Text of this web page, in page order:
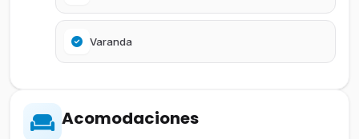
Varanda
Acomodaciones